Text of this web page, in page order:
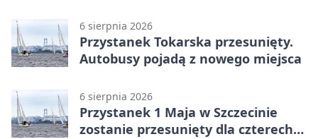
6 sierpnia 2026
Przystanek Tokarska przesunięty.
Autobusy pojadą z nowego miejsca
6 sierpnia 2026
Przystanek 1 Maja w Szczecinie
zostanie przesunięty dla czterech